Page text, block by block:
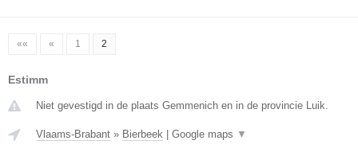
«« « 1 2
Estimm
Niet gevestigd in de plaats Gemmenich en in de provincie Luik.
Vlaams-Brabant » Bierbeek Google maps ▼